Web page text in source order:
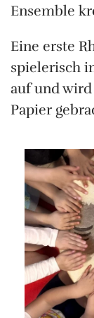
Ensemble
Eine erste
spielerisch
auf und
Papier